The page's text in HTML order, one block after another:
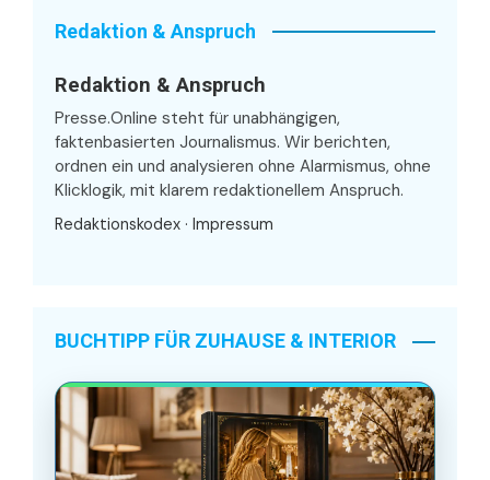
Redaktion & Anspruch
Redaktion & Anspruch
Presse.Online steht für unabhängigen,
faktenbasierten Journalismus. Wir berichten,
ordnen ein und analysieren ohne Alarmismus, ohne
Klicklogik, mit klarem redaktionellem Anspruch.
Redaktionskodex · Impressum
BUCHTIPP FÜR ZUHAUSE & INTERIOR